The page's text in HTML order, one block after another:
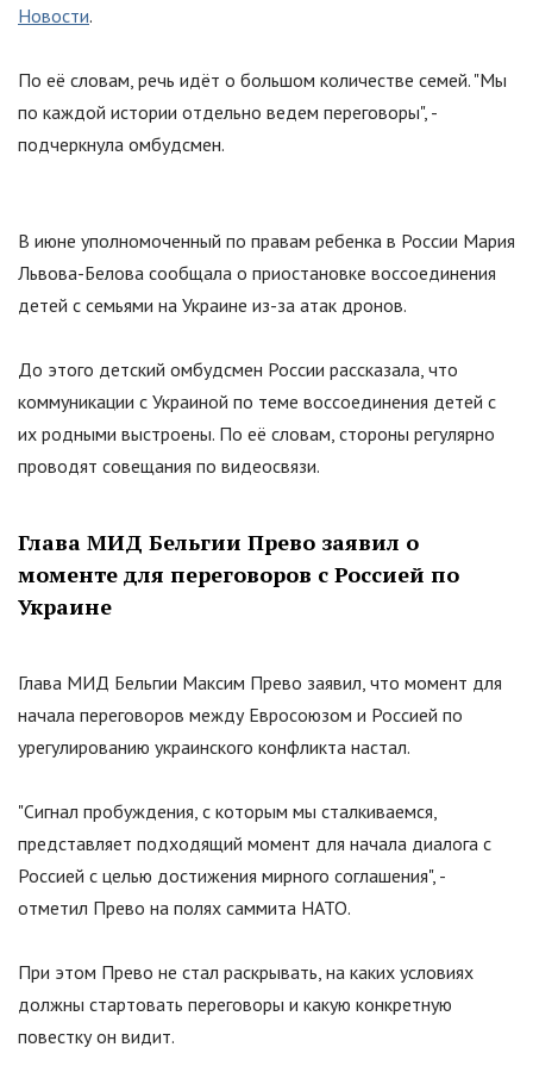
Новости.
По её словам, речь идёт о большом количестве семей. "Мы
по каждой истории отдельно ведем переговоры", -
подчеркнула омбудсмен.
В июне уполномоченный по правам ребенка в России Мария
Львова-Белова сообщала о приостановке воссоединения
детей с семьями на Украине из-за атак дронов.
До этого детский омбудсмен России рассказала, что
коммуникации с Украиной по теме воссоединения детей с
их родными выстроены. По её словам, стороны регулярно
проводят совещания по видеосвязи.
Глава МИД Бельгии Прево заявил о
моменте для переговоров с Россией по
Украине
Глава МИД Бельгии Максим Прево заявил, что момент для
начала переговоров между Евросоюзом и Россией по
урегулированию украинского конфликта настал.
"Сигнал пробуждения, с которым мы сталкиваемся,
представляет подходящий момент для начала диалога с
Россией с целью достижения мирного соглашения", -
отметил Прево на полях саммита НАТО.
При этом Прево не стал раскрывать, на каких условиях
должны стартовать переговоры и какую конкретную
повестку он видит.